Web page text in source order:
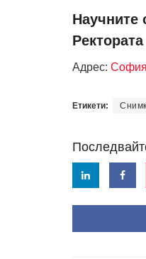
Научните
Адрес: София
Етикети: